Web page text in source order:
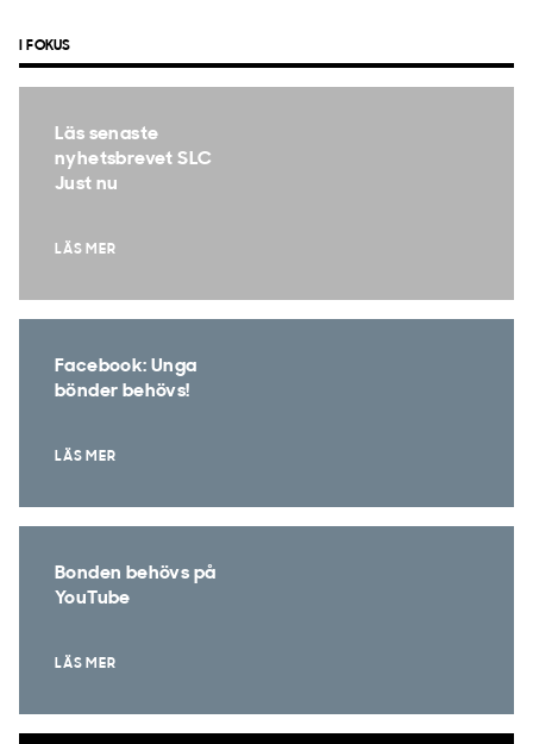
I FOKUS
Läs senaste
nyhetsbrevet SLC
Just nu
LÄS MER
Facebook: Unga
bönder behövs!
LÄS MER
Bonden behövs på
YouTube
LÄS MER